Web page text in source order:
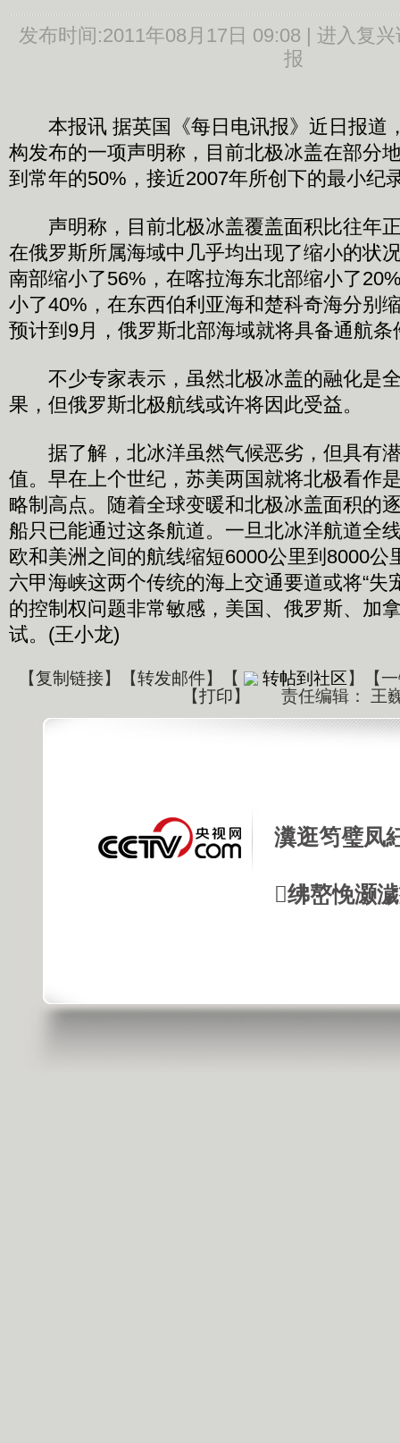
发布时间:2011年08月17日 09:08 | 进入复兴
报
本报讯 据英国《每日电讯报》近日报道
构发布的一项声明称，目前北极冰盖在部分
到常年的50%，接近2007年所创下的最小纪
声明称，目前北极冰盖覆盖面积比往年
在俄罗斯所属海域中几乎均出现了缩小的状
南部缩小了56%，在喀拉海东北部缩小了
小了40%，在东西伯利亚海和楚科奇海分别
预计到9月，俄罗斯北部海域就将具备通航条
不少专家表示，虽然北极冰盖的融化是
果，但俄罗斯北极航线或许将因此受益。
据了解，北冰洋虽然气候恶劣，但具有
值。早在上个世纪，苏美两国就将北极看作
略制高点。随着全球变暖和北极冰盖面积的
船只已能通过这条航道。一旦北冰洋航道全
欧和美洲之间的航线缩短6000公里到8000公
六甲海峡这两个传统的海上交通要道或将“失
的控制权问题非常敏感，美国、俄罗斯、加
试。(王小龙)
【复制链接】【转发邮件】 【 转帖到社区】【
【打印】 责任编辑： 王
瀵逛笉璧凤
绋嶅悗灏